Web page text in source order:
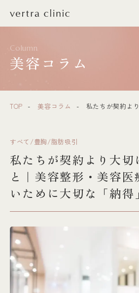
vertra clinic（ヴェ
Column
美容コラム
TOP 美容コラム 私たちが契約よ
すべて/豊胸/脂肪吸引
私たちが契約より大切
と｜美容整形・美容医
いために大切な「納得